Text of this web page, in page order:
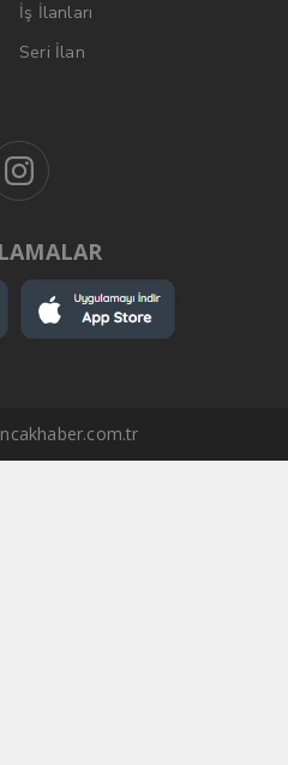
İş İlanları
Seri İlan